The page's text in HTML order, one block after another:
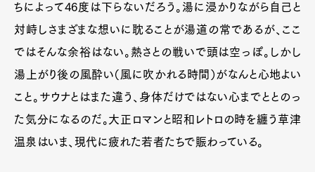
ちによって46度は下らないだろう。湯に浸かりながら自己と
対峙しさまざまな想いに耽ることが湯道の常であるが、ここ
ではそんな余裕はない。熱さとの戦いで頭は空っぽ。しかし
湯上がり後の風酔い（風に吹かれる時間）がなんと心地よい
こと。サウナとはまた違う、身体だけではない心までととのっ
た気分になるのだ。大正ロマンと昭和レトロの時を纏う草津
温泉はいま、現代に疲れた若者たちで賑わっている。